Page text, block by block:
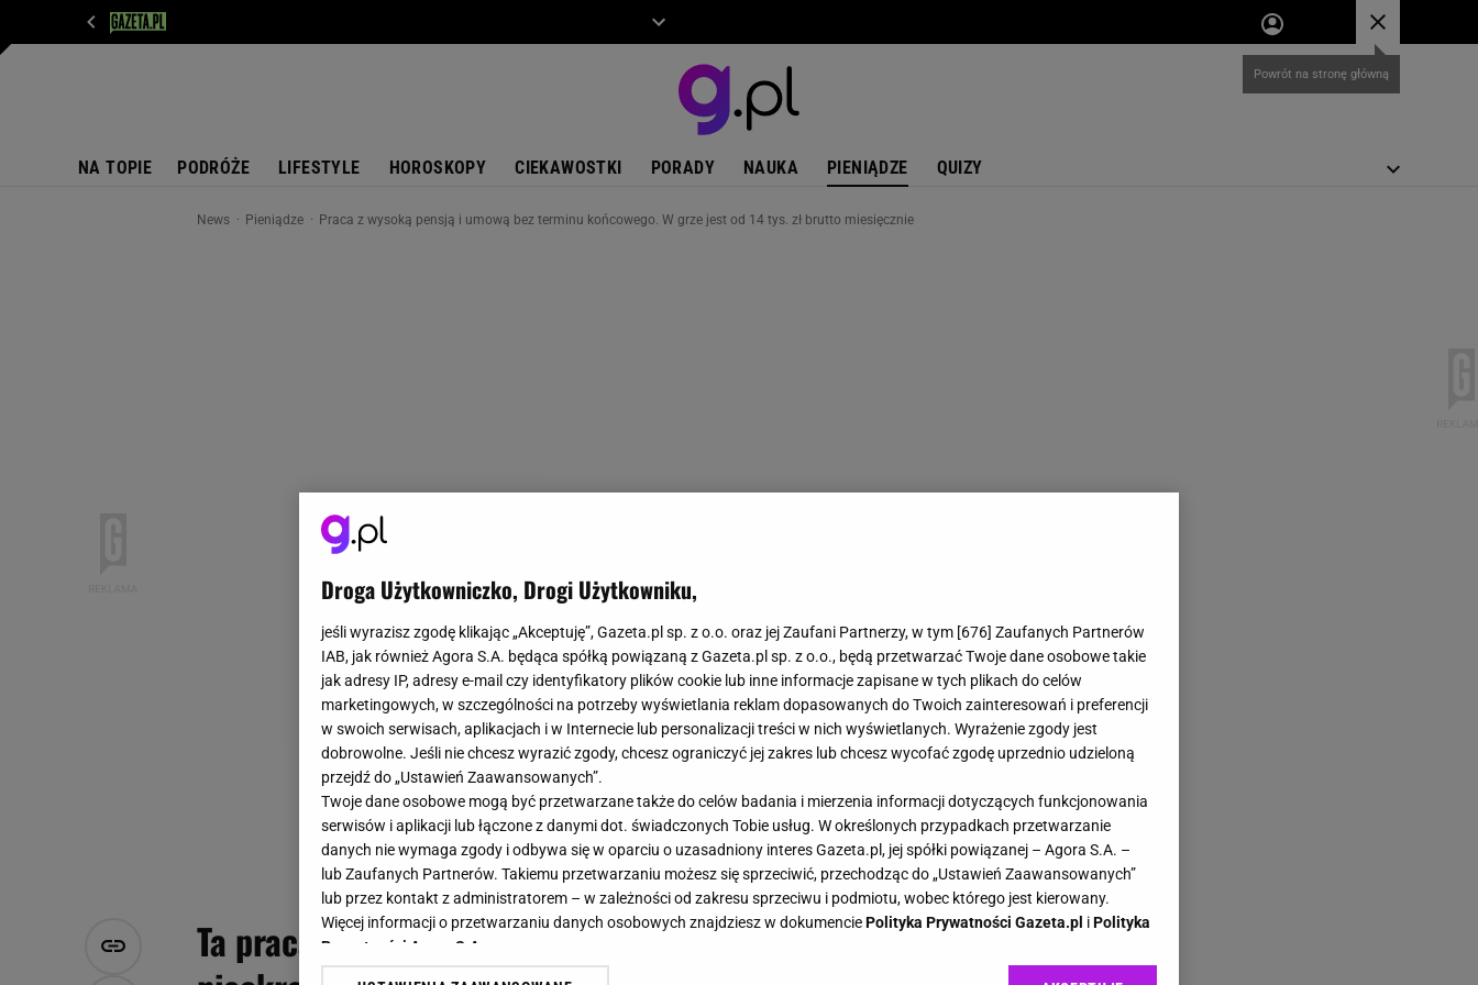
NA TOPIE PODRÓŻE LIFESTYLE HOROSKOPY CIEKAWOSTKI PORADY NAUKA PIENIĄDZE QUIZY
News Pieniądze Praca z wysoką pensją i umową bez terminu końcowego. W grze jest od 14 tys. zł brutto miesięcznie
Ta praca daje od 14 tys. zł brutto i umowę na czas
Droga Użytkowniczko, Drogi Użytkowniku,
jeśli wyrazisz zgodę klikając „Akceptuję”, Gazeta.pl sp. z o.o. oraz jej Zaufani Partnerzy, w tym [676] Zaufanych Partnerów
IAB, jak również Agora S.A. będąca spółką powiązaną z Gazeta.pl sp. z o.o., będą przetwarzać Twoje dane osobowe takie
jak adresy IP, adresy e-mail czy identyfikatory plików cookie lub inne informacje zapisane w tych plikach do celów
marketingowych, w szczególności na potrzeby wyświetlania reklam dopasowanych do Twoich zainteresowań i preferencji
w swoich serwisach, aplikacjach i w Internecie lub personalizacji treści w nich wyświetlanych. Wyrażenie zgody jest
dobrowolne. Jeśli nie chcesz wyrazić zgody, chcesz ograniczyć jej zakres lub chcesz wycofać zgodę uprzednio udzieloną
przejdź do „Ustawień Zaawansowanych”.
Twoje dane osobowe mogą być przetwarzane także do celów badania i mierzenia informacji dotyczących funkcjonowania
serwisów i aplikacji lub łączone z danymi dot. świadczonych Tobie usług. W określonych przypadkach przetwarzanie
danych nie wymaga zgody i odbywa się w oparciu o uzasadniony interes Gazeta.pl, jej spółki powiązanej – Agora S.A. –
lub Zaufanych Partnerów. Takiemu przetwarzaniu możesz się sprzeciwić, przechodząc do „Ustawień Zaawansowanych”
lub przez kontakt z administratorem – w zależności od zakresu sprzeciwu i podmiotu, wobec którego jest kierowany.
Więcej informacji o przetwarzaniu danych osobowych znajdziesz w dokumenciePolityka Prywatności Gazeta.pl iPolityka
Prywatności Agora S.A.